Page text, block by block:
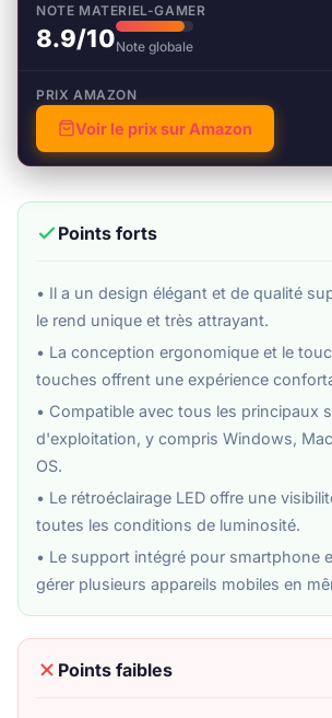
NOTE MATERIEL-GAMER
8.9/10Note globale
PRIX AMAZON
Voir le prix sur Amazon
Points forts
• Il a un design élégant et de qualité
le rend unique et très attrayant.
• La conception ergonomique et le
touches offrent une expérience
• Compatible avec tous les principaux
d'exploitation, y compris Windows,
OS.
• Le rétroéclairage LED offre une
toutes les conditions de luminosité.
• Le support intégré pour smartphone
gérer plusieurs appareils mobiles en
Points faibles